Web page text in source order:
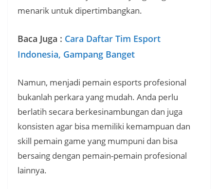
menarik untuk dipertimbangkan.
Baca Juga : Cara Daftar Tim Esport
Indonesia, Gampang Banget
Namun, menjadi pemain esports profesional
bukanlah perkara yang mudah. Anda perlu
berlatih secara berkesinambungan dan juga
konsisten agar bisa memiliki kemampuan dan
skill pemain game yang mumpuni dan bisa
bersaing dengan pemain-pemain profesional
lainnya.